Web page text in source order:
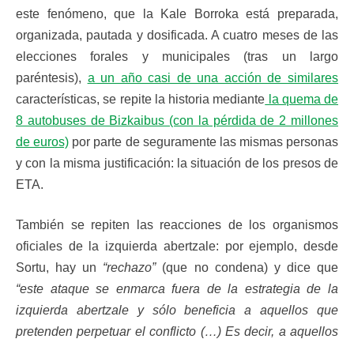
este fenómeno, que la Kale Borroka está preparada,
organizada, pautada y dosificada. A cuatro meses de las
elecciones forales y municipales (tras un largo
paréntesis), a un año casi de una acción de similares
características, se repite la historia mediante la quema de
8 autobuses de Bizkaibus (con la pérdida de 2 millones
de euros) por parte de seguramente las mismas personas
y con la misma justificación: la situación de los presos de
ETA.
También se repiten las reacciones de los organismos
oficiales de la izquierda abertzale: por ejemplo, desde
Sortu, hay un “rechazo”(que no condena) y dice que
“este ataque se enmarca fuera de la estrategia de la
izquierda abertzale y sólo beneficia a aquellos que
pretenden perpetuar el conflicto (…) Es decir, a aquellos